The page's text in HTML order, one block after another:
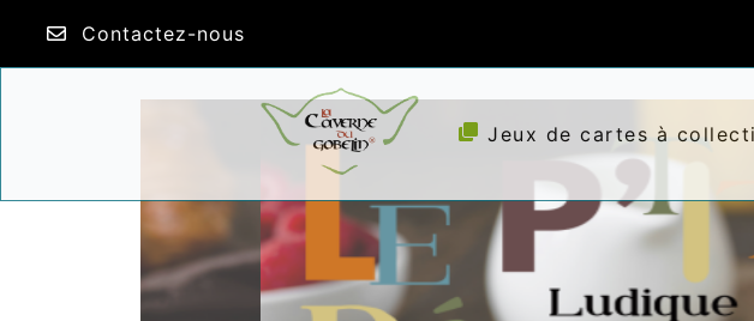
Contactez-nous
Jeux de cartes à